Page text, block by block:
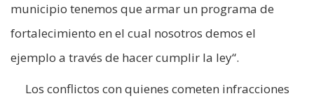
municipio tenemos que armar un programa de
fortalecimiento en el cual nosotros demos el
ejemplo a través de hacer cumplir la ley“.
Los conflictos con quienes cometen infracciones